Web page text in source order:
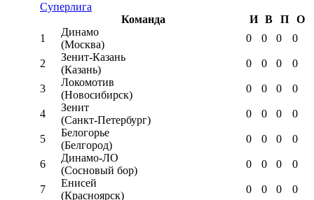
Суперлига
Команда
И В П
О
1
Динамо
(Москва)
0 0 0 0
2
Зенит-Казань
(Казань)
0 0 0 0
3
Локомотив
(Новосибирск)
0 0 0 0
4
Зенит
(Санкт-Петербург)
0 0 0 0
5
Белогорье
(Белгород)
0 0 0 0
6
Динамо-ЛО
(Сосновый бор)
0 0 0 0
7
Енисей
(Красноярск)
0 0 0 0